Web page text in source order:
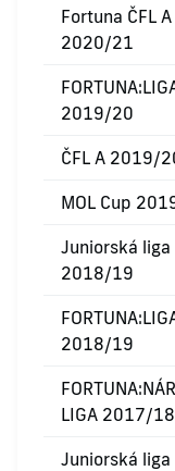
Fortuna ČFL A
2020/21
2019/20
ČFL A 2019/
MOL Cup
Juniorská liga
2018/19
2018/19
LIGA 2017/18
Juniorská liga